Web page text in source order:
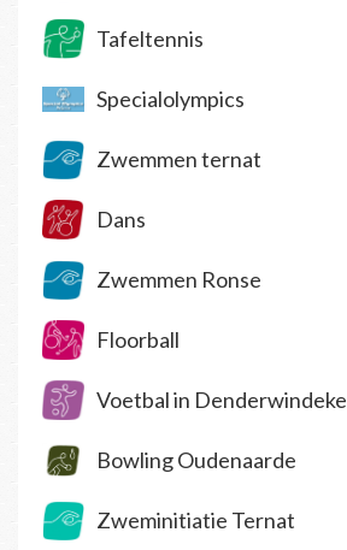
Tafeltennis
Specialolympics
Zwemmen ternat
Dans
Zwemmen Ronse
Floorball
Voetbal in Denderwindeke
Bowling Oudenaarde
Zweminitiatie Ternat